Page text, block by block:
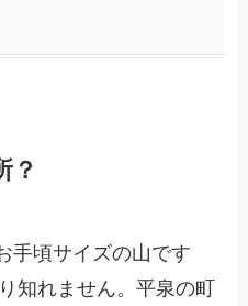
？
手頃サイズの山です
知れません。平泉の町